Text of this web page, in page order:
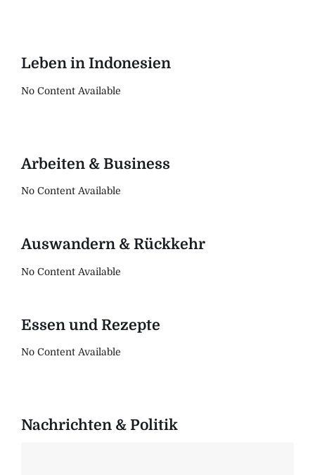
Leben in Indonesien
No Content Available
Arbeiten & Business
No Content Available
Auswandern & Rückkehr
No Content Available
Essen und Rezepte
No Content Available
Nachrichten & Politik